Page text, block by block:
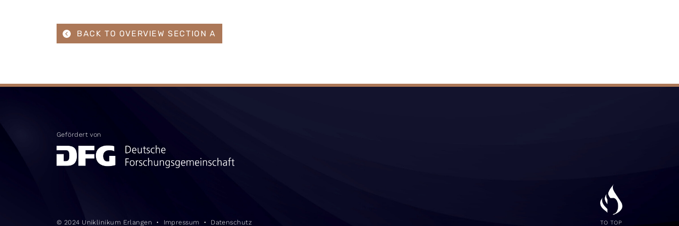
BACK TO OVERVIEW SECTION A
Gefördert von
© 2024 Uniklinikum Erlangen Impressum Datenschutz TO TOP